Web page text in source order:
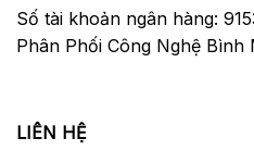
Số tài khoản ngân hàng:
Phân Phối Công Nghệ
LIÊN HỆ